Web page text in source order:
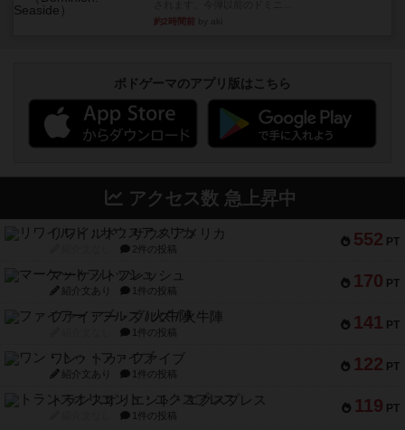
約2時間前
ボドゲーマのアプリ版はこちら
アクセス数 急上昇中
552 PT
リワイルド：サウスアメリカ
2件の投稿
170 PT
マーケットフレッシュ
紹介文あり 1件の投稿
141 PT
ファイアー・ブルズ / 火牛陣
1件の投稿
122 PT
ワン・トゥ・ファイブ
紹介文あり 1件の投稿
119 PT
トランスオリエント・エクスプレス
1件の投稿